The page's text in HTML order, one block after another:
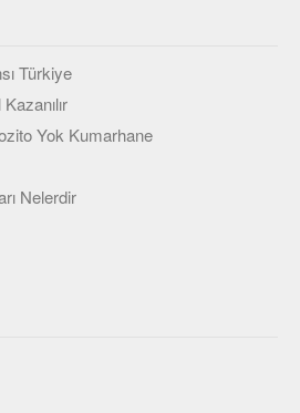
Türkiye
Yok Kumarhane
Nelerdir